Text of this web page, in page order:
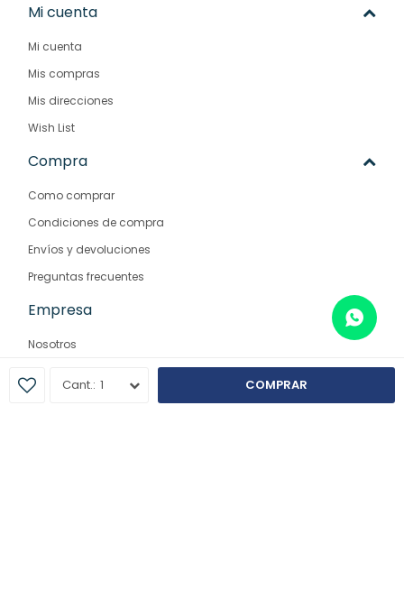
1 COMPRAR
Mi cuenta
Mi cuenta
Mis compras
Mis direcciones
Wish List
Compra
Como comprar
Condiciones de compra
Envíos y devoluciones
Preguntas frecuentes
Empresa
Nosotros